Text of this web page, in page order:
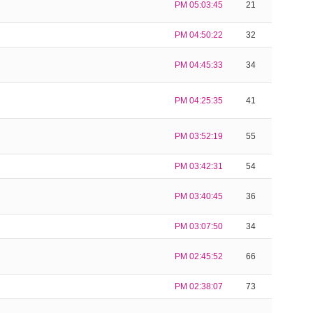
PM 05:03:45 21
PM 04:50:22 32
PM 04:45:33 34
PM 04:25:35 41
PM 03:52:19 55
PM 03:42:31 54
PM 03:40:45 36
PM 03:07:50 34
PM 02:45:52 66
PM 02:38:07 73